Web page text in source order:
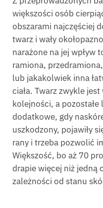
większości osób
obszarami najczęściej
twarz i wały
narażone na jej wpływ
ramiona,
lub jakakolwiek inna
ciała. Twarz zwykle
kolejności, a pozostałe
dodatkowe, gdy
uszkodzony, pojawiły
rany i trzeba pozwolić
Większość, bo aż 70
drapie więcej niż jedną
zależności od stanu